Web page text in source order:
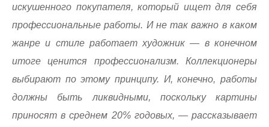
искушенного покупателя, который ищет для себя
профессиональные работы. И не так важно в каком
жанре и стиле работает художник — в конечном
итоге ценится профессионализм. Коллекционеры
выбирают по этому принципу. И, конечно, работы
должны быть ликвидными, поскольку картины
приносят в среднем 20% годовых, — рассказывает